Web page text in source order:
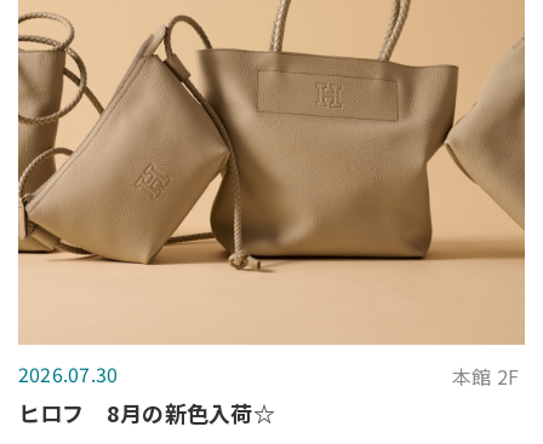
2026.07.30 本館 2F
ヒロフ 8月の新色入荷☆